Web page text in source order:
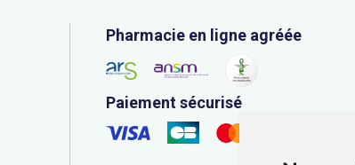
Pharmacie en ligne agréée
Paiement sécurisé